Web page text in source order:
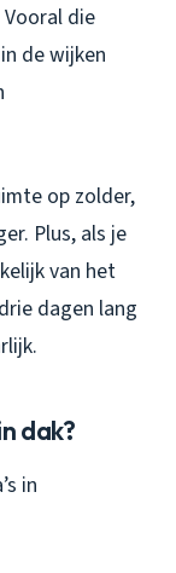
die
de wijken
op zolder,
Plus, als je
van het
dagen lang
dak?
in